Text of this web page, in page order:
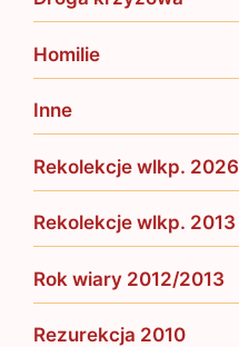
Homilie
Inne
Rekolekcje wlkp. 2026
Rekolekcje wlkp. 2013
Rok wiary 2012/2013
Rezurekcja 2010